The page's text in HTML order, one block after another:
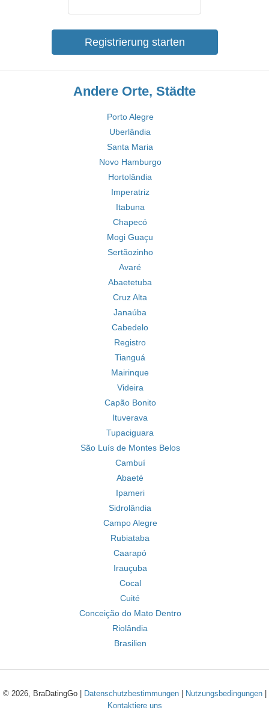
Registrierung starten
Andere Orte, Städte
Porto Alegre
Uberlândia
Santa Maria
Novo Hamburgo
Hortolândia
Imperatriz
Itabuna
Chapecó
Mogi Guaçu
Sertãozinho
Avaré
Abaetetuba
Cruz Alta
Janaúba
Cabedelo
Registro
Tianguá
Mairinque
Videira
Capão Bonito
Ituverava
Tupaciguara
São Luís de Montes Belos
Cambuí
Abaeté
Ipameri
Sidrolândia
Campo Alegre
Rubiataba
Caarapó
Irauçuba
Cocal
Cuité
Conceição do Mato Dentro
Riolândia
Brasilien
© 2026, BraDatingGo | Datenschutzbestimmungen| Nutzungsbedingungen|
Kontaktiere uns